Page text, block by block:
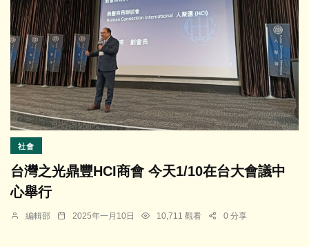
社會
台灣之光鼎豐HCI商會 今天1/10在台大會議中
心舉行
編輯部 2025年一月10日 10,711 觀看 0 分享